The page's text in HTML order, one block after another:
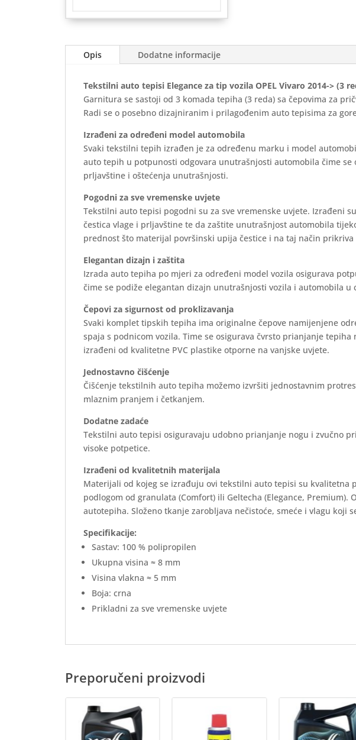
Opis Dodatne informacije
Tekstilni auto tepisi Elegance za tip vozila OPEL Vivaro 2014-> (3
Garnitura se sastoji od 3 komada tepiha (3 reda) sa čepovima za
Radi se o posebno dizajniranim i prilagođenim auto tepisima za
Izrađeni za određeni model automobila
Svaki tekstilni tepih izrađen je za određenu marku i model
auto tepih u potpunosti odgovara unutrašnjosti automobila čime se
prljavštine i oštećenja unutrašnjosti.
Pogodni za sve vremenske uvjete
Tekstilni auto tepisi pogodni su za sve vremenske uvjete. Izrađeni
čestica vlage i prljavštine te da zaštite unutrašnjost automobila
prednost što materijal površinski upija čestice i na taj način
Elegantan dizajn i zaštita
Izrada auto tepiha po mjeri za određeni model vozila osigurava
čime se podiže elegantan dizajn unutrašnjosti vozila i automobila u
Čepovi za sigurnost od proklizavanja
Svaki komplet tipskih tepiha ima originalne čepove namijenjene
spaja s podnicom vozila. Time se osigurava čvrsto prianjanje
izrađeni od kvalitetne PVC plastike otporne na vanjske uvjete.
Jednostavno čišćenje
Čišćenje tekstilnih auto tepiha možemo izvršiti jednostavnim
mlaznim pranjem i četkanjem.
Dodatne zadaće
Tekstilni auto tepisi osiguravaju udobno prianjanje nogu i zvučno
visoke potpetice.
Izrađeni od kvalitetnih materijala
Materijali od kojeg se izrađuju ovi tekstilni auto tepisi su kvalitetna
podlogom od granulata (Comfort) ili Geltecha (Elegance,
autotepiha. Složeno tkanje zarobljava nečistoće, smeće i vlagu koji
Specifikacije:
Sastav: 100 % polipropilen
Ukupna visina ≈ 8 mm
Visina vlakna ≈ 5 mm
Boja: crna
Prikladni za sve vremenske uvjete
Preporučeni proizvodi